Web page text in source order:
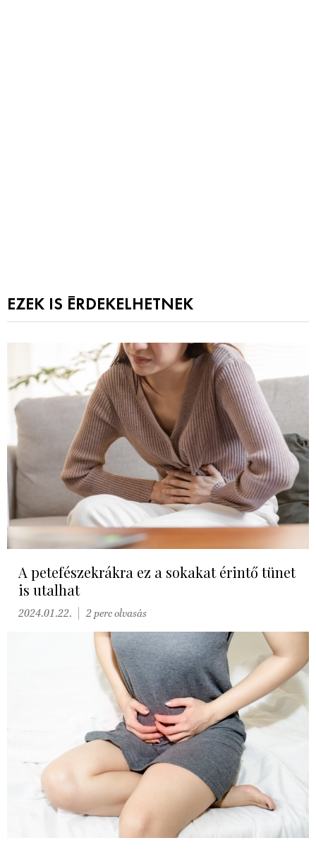
EZEK IS ÉRDEKELHETNEK
A petefészekrákra ez a sokakat érintő tünet
is utalhat
2024.01.22. 2 perc olvasás